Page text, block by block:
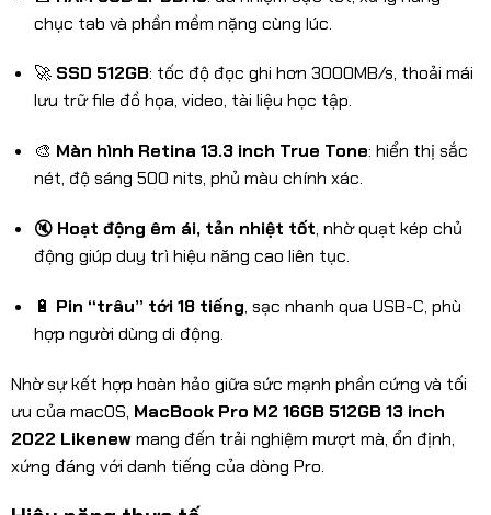
chục tab và phần mềm nặng cùng lúc.
🚀 SSD 512GB: tốc độ đọc ghi hơn 3000MB/s, thoải mái
lưu trữ file đồ họa, video, tài liệu học tập.
🎨 Màn hình Retina 13.3 inch True Tone: hiển thị sắc
nét, độ sáng 500 nits, phủ màu chính xác.
🔇 Hoạt động êm ái, tản nhiệt tốt, nhờ quạt kép chủ
động giúp duy trì hiệu năng cao liên tục.
🔋 Pin “trâu” tới 18 tiếng, sạc nhanh qua USB-C, phù
hợp người dùng di động.
Nhờ sự kết hợp hoàn hảo giữa sức mạnh phần cứng và tối
ưu của macOS, MacBook Pro M2 16GB 512GB 13 inch
2022 Likenewmang đến trải nghiệm mượt mà, ổn định,
xứng đáng với danh tiếng của dòng Pro.